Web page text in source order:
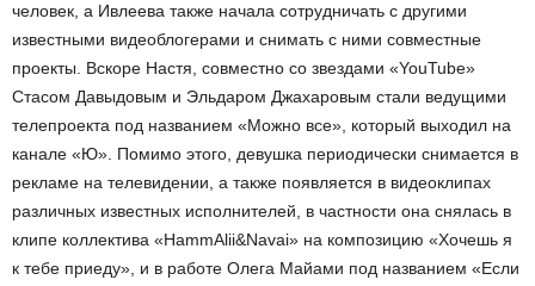
человек, а Ивлеева также начала сотрудничать с другими
известными видеоблогерами и снимать с ними совместные
проекты. Вскоре Настя, совместно со звездами «YouTube»
Стасом Давыдовым и Эльдаром Джахаровым стали ведущими
телепроекта под названием «Можно все», который выходил на
канале «Ю». Помимо этого, девушка периодически снимается в
рекламе на телевидении, а также появляется в видеоклипах
различных известных исполнителей, в частности она снялась в
клипе коллектива «HammAlii&Navai» на композицию «Хочешь я
к тебе приеду», и в работе Олега Майами под названием «Если